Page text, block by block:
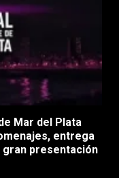
Mar del Plata
entrega
gran presentación